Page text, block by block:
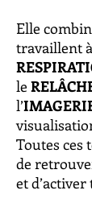
Elle
travaillent
le
l’
Toutes ces
de
et